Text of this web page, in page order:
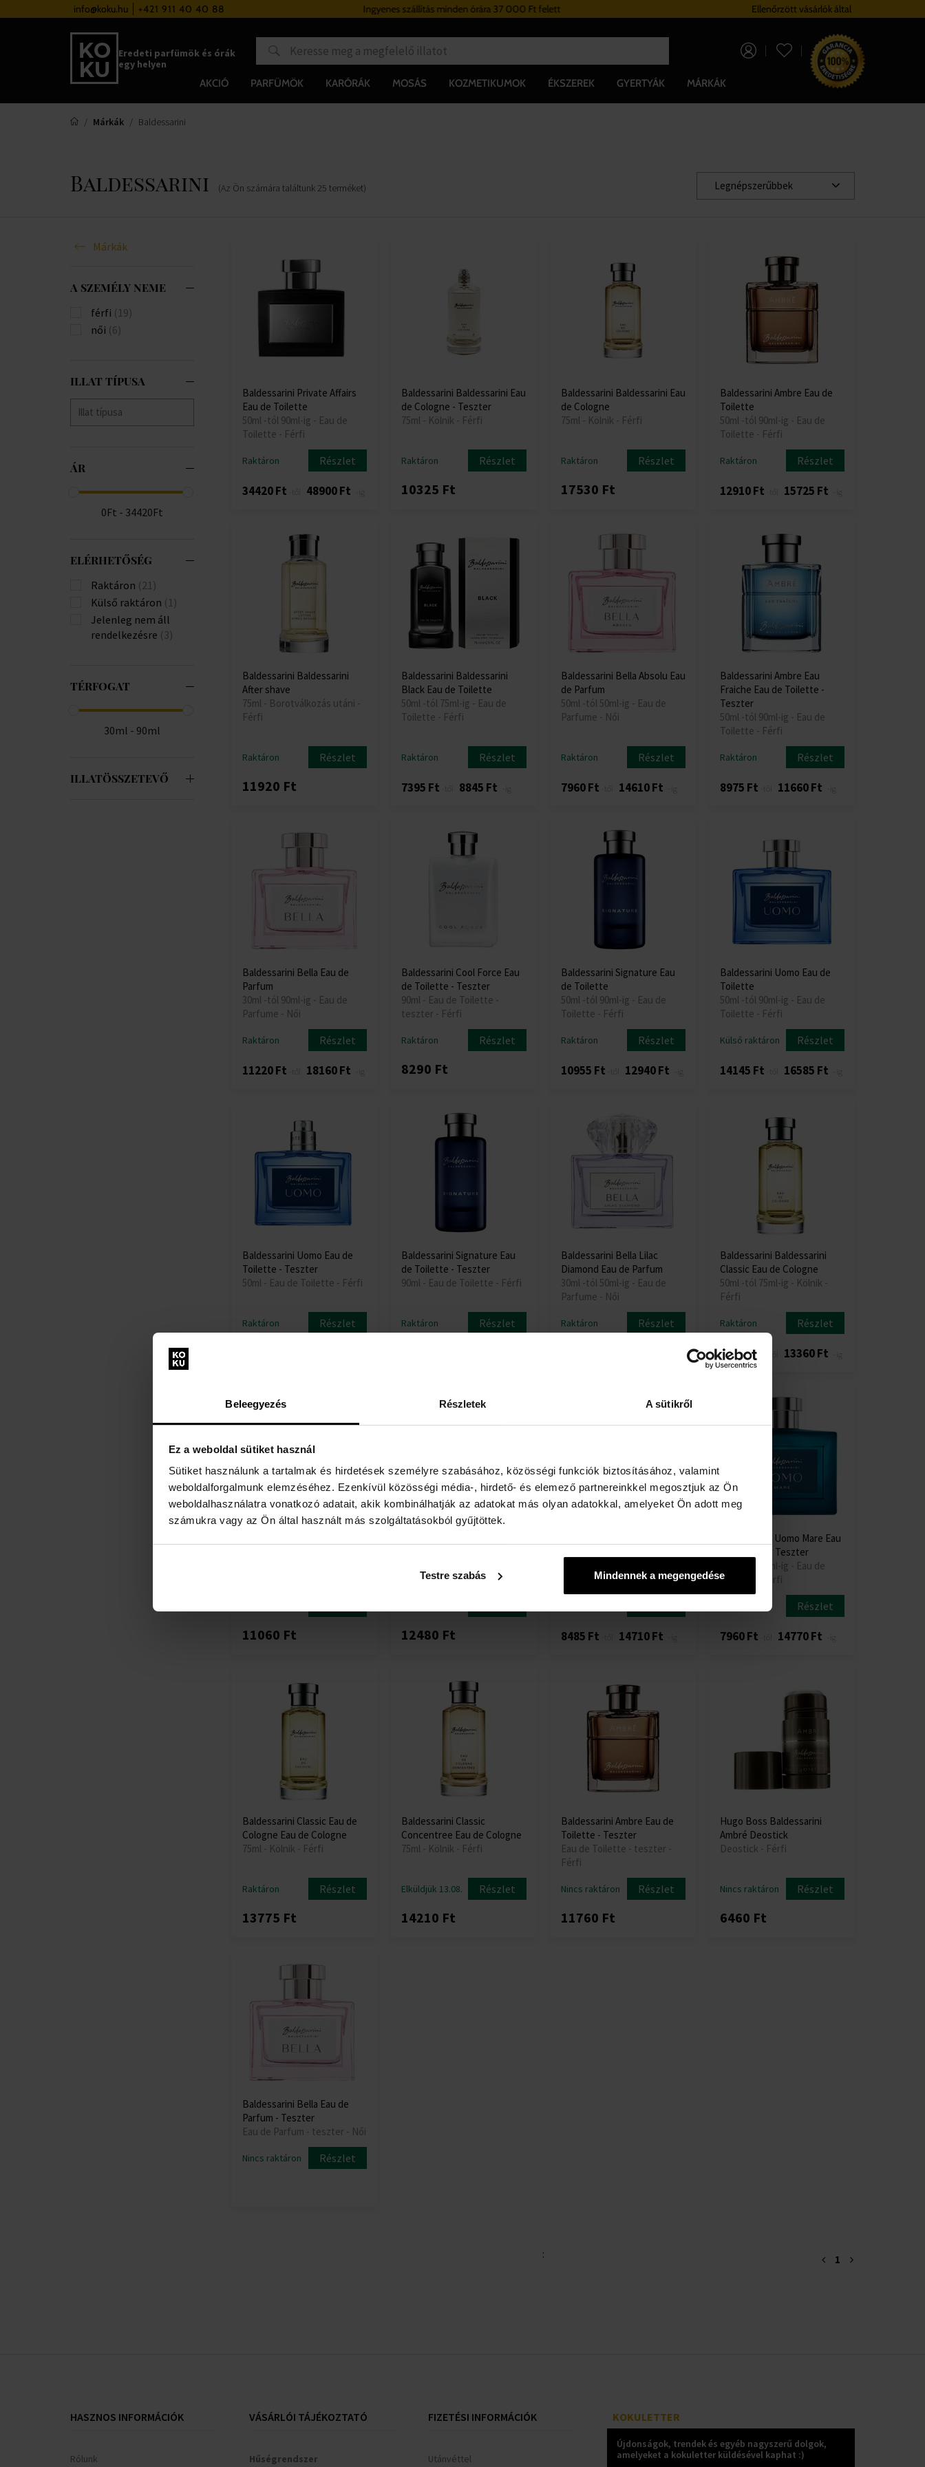
Beleegyezés Részletek A sütikről
Ez a weboldal sütiket használ
Sütiket használunk a tartalmak és hirdetések személyre szabásához, közösségi funkciók biztosításához, valamint
weboldalforgalmunk elemzéséhez. Ezenkívül közösségi média-, hirdető- és elemező partnereinkkel megosztjuk az Ön
weboldalhasználatra vonatkozó adatait, akik kombinálhatják az adatokat más olyan adatokkal, amelyeket Ön adott meg
számukra vagy az Ön által használt más szolgáltatásokból gyűjtöttek.
Testre szabás Mindennek a megengedése
info@koku.hu +421 911 40 40 88
Hűségrendszer Ingyenes szállítás minden órára 37 000 Ft felett Ellenőrzött vásárlók által
Eredeti parfümök és órák
egy helyen
0 Ft
AKCIÓ PARFÜMÖK KARÓRÁK MOSÁS KOZMETIKUMOK ÉKSZEREK GYERTYÁK MÁRKÁK
Márkák Baldessarini
Baldessarini (Az Ön számára találtunk 25 terméket) Legnépszerűbbek
Márkák
A SZEMÉLY NEME
férfi (19)
női (6)
ILLAT TÍPUSA
ÁR
0Ft - 34420Ft
ELÉRHETŐSÉG
Raktáron (21)
Külső raktáron (1)
Jelenleg nem áll
rendelkezésre (3)
TÉRFOGAT
30ml - 90ml
ILLATÖSSZETEVŐ
Baldessarini Private Affairs
Eau de Toilette
50ml -tól 90ml-ig - Eau de
Toilette - Férfi
Raktáron Részlet
34420 Ft 48900 Ft
Baldessarini Baldessarini Eau
de Cologne - Teszter
75ml - Kölnik - Férfi
Raktáron Részlet
10325 Ft
Baldessarini Baldessarini Eau
de Cologne
75ml - Kölnik - Férfi
Raktáron Részlet
17530 Ft
Baldessarini Ambre Eau de
Toilette
50ml -tól 90ml-ig - Eau de
Toilette - Férfi
Raktáron Részlet
12910 Ft 15725 Ft
Baldessarini Baldessarini
After shave
75ml - Borotválkozás utáni -
Férfi
Raktáron Részlet
11920 Ft
Baldessarini Baldessarini
Black Eau de Toilette
50ml -tól 75ml-ig - Eau de
Toilette - Férfi
Raktáron Részlet
7395 Ft 8845 Ft
Baldessarini Bella Absolu Eau
de Parfum
50ml -tól 50ml-ig - Eau de
Parfume - Női
Raktáron Részlet
7960 Ft 14610 Ft
Baldessarini Ambre Eau
Fraiche Eau de Toilette -
Teszter
50ml -tól 90ml-ig - Eau de
Toilette - Férfi
Raktáron Részlet
8975 Ft 11660 Ft
Baldessarini Bella Eau de
Parfum
30ml -tól 90ml-ig - Eau de
Parfume - Női
Raktáron Részlet
11220 Ft 18160 Ft
Baldessarini Cool Force Eau
de Toilette - Teszter
90ml - Eau de Toilette -
teszter - Férfi
Raktáron Részlet
8290 Ft
Baldessarini Signature Eau
de Toilette
50ml -tól 90ml-ig - Eau de
Toilette - Férfi
Raktáron Részlet
10955 Ft 12940 Ft
Baldessarini Uomo Eau de
Toilette
50ml -tól 90ml-ig - Eau de
Toilette - Férfi
Külső raktáron Részlet
14145 Ft 16585 Ft
Baldessarini Uomo Eau de
Toilette - Teszter
50ml - Eau de Toilette - Férfi
Raktáron Részlet
Baldessarini Signature Eau
de Toilette - Teszter
90ml - Eau de Toilette - Férfi
Raktáron Részlet
Baldessarini Bella Lilac
Diamond Eau de Parfum
30ml -tól 50ml-ig - Eau de
Parfume - Női
Raktáron Részlet
Baldessarini Baldessarini
Classic Eau de Cologne
50ml -tól 75ml-ig - Kölnik -
Férfi
Raktáron Részlet
11365 Ft 13360 Ft
11060 Ft 12480 Ft
Parfume - Női
8485 Ft 14710 Ft
Baldessarini Uomo Mare Eau
de Toilette - Teszter
50ml -tól 90ml-ig - Eau de
Toilette - Férfi
Részlet
7960 Ft 14770 Ft
Baldessarini Classic Eau de
Cologne Eau de Cologne
75ml - Kölnik - Férfi
Raktáron Részlet
13775 Ft
Baldessarini Classic
Concentree Eau de Cologne
75ml - Kölnik - Férfi
Elküldjük 13.08. Részlet
14210 Ft
Baldessarini Ambre Eau de
Toilette - Teszter
Eau de Toilette - teszter -
Férfi
Nincs raktáron Részlet
11760 Ft
Hugo Boss Baldessarini
Ambré Deostick
Deostick - Férfi
Nincs raktáron Részlet
6460 Ft
Baldessarini Bella Eau de
Parfum - Teszter
Eau de Parfum - teszter - Női
Nincs raktáron Részlet
: 1
HASZNOS INFORMÁCIÓK
Rólunk
VÁSÁRLÓI TÁJÉKOZTATÓ
Hűségrendszer
FIZETÉSI INFORMÁCIÓK
Utánvéttel
KOKULETTER
Újdonságok, trendek és egyéb nagyszerű dolgok,
amelyeket a kokuletter küldésével kaphat :)